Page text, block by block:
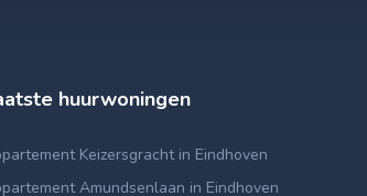
huurwoningen
Keizersgracht in Eindhoven
Amundsenlaan in Eindhoven